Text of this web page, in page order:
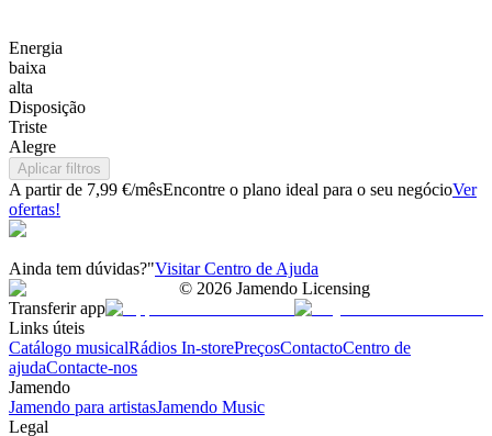
Energia
baixa
alta
Disposição
Triste
Alegre
Aplicar filtros
A partir de 7,99 €/mêsEncontre o plano ideal para o seu negócioVer
ofertas!
Ainda tem dúvidas?"Visitar Centro de Ajuda
© 2026 Jamendo Licensing
Transferir app
Links úteis
Catálogo musicalRádios In-storePreçosContactoCentro de
ajudaContacte-nos
Jamendo
Jamendo para artistasJamendo Music
Legal